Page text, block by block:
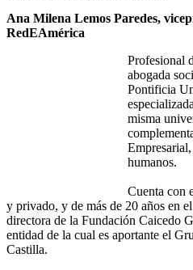
Ana Milena Lemos Paredes,
RedEAmérica
Profesional
abogada
Pontificia
misma
humanos.
Cuenta con
y privado, y de más de 20 años en
directora de la Fundación Caicedo
entidad de la cual es aportante el
Castilla.